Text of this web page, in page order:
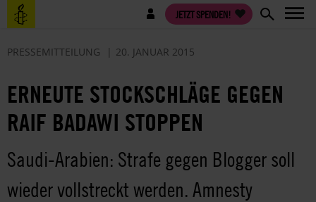
Direkt
zum
Benutzermenü JETZT SPENDEN!
PRESSEMITTEILUNG 20. JANUAR 2015
ERNEUTE STOCKSCHLÄGE GEGEN
RAIF BADAWI STOPPEN
Saudi-Arabien: Strafe gegen Blogger soll
wieder vollstreckt werden. Amnesty